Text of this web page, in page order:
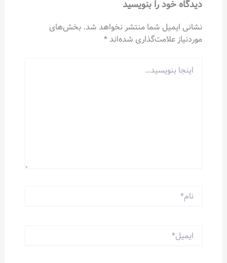
دیدگاه‌ خود را بنویسید
نشانی ایمیل شما منتشر نخواهد شد. بخش‌های
موردنیاز علامت‌گذاری شده‌اند *
بنویسید…
ایمیل*